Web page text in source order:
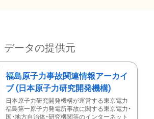
データの提供元
福島原子力事故関連情報アーカイ
ブ (日本原子力研究開発機構)
日本原子力研究開発機構が運営する東京電力
福島第一原子力発電所事故に関する東京電力・
国・地方自治体・研究機関等のインターネット